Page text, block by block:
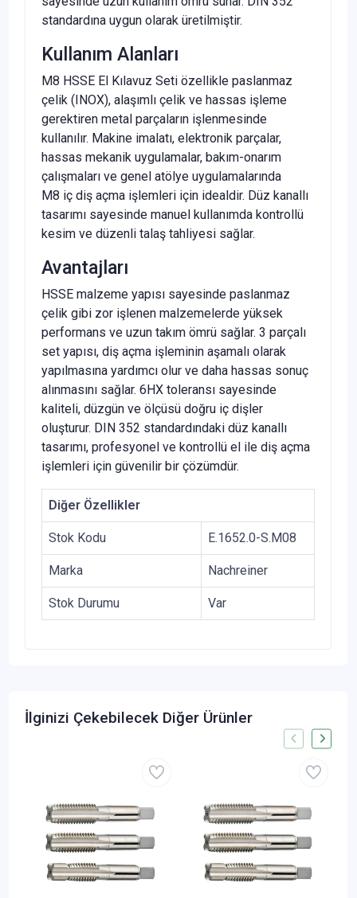
standardına uygun olarak üretilmiştir.
Kullanım Alanları
M8 HSSE El Kılavuz Seti özellikle paslanmaz
çelik (INOX), alaşımlı çelik ve hassas işleme
gerektiren metal parçaların işlenmesinde
kullanılır. Makine imalatı, elektronik parçalar,
hassas mekanik uygulamalar, bakım-onarım
çalışmaları ve genel atölye uygulamalarında
M8 iç diş açma işlemleri için idealdir. Düz kanallı
tasarımı sayesinde manuel kullanımda kontrollü
kesim ve düzenli talaş tahliyesi sağlar.
Avantajları
HSSE malzeme yapısı sayesinde paslanmaz
çelik gibi zor işlenen malzemelerde yüksek
performans ve uzun takım ömrü sağlar. 3 parçalı
set yapısı, diş açma işleminin aşamalı olarak
yapılmasına yardımcı olur ve daha hassas sonuç
alınmasını sağlar. 6HX toleransı sayesinde
kaliteli, düzgün ve ölçüsü doğru iç dişler
oluşturur. DIN 352 standardındaki düz kanallı
tasarımı, profesyonel ve kontrollü el ile diş açma
işlemleri için güvenilir bir çözümdür.
Diğer Özellikler
Stok Kodu E.1652.0-S.M08
Marka Nachreiner
Stok Durumu Var
İlginizi Çekebilecek Diğer Ürünler